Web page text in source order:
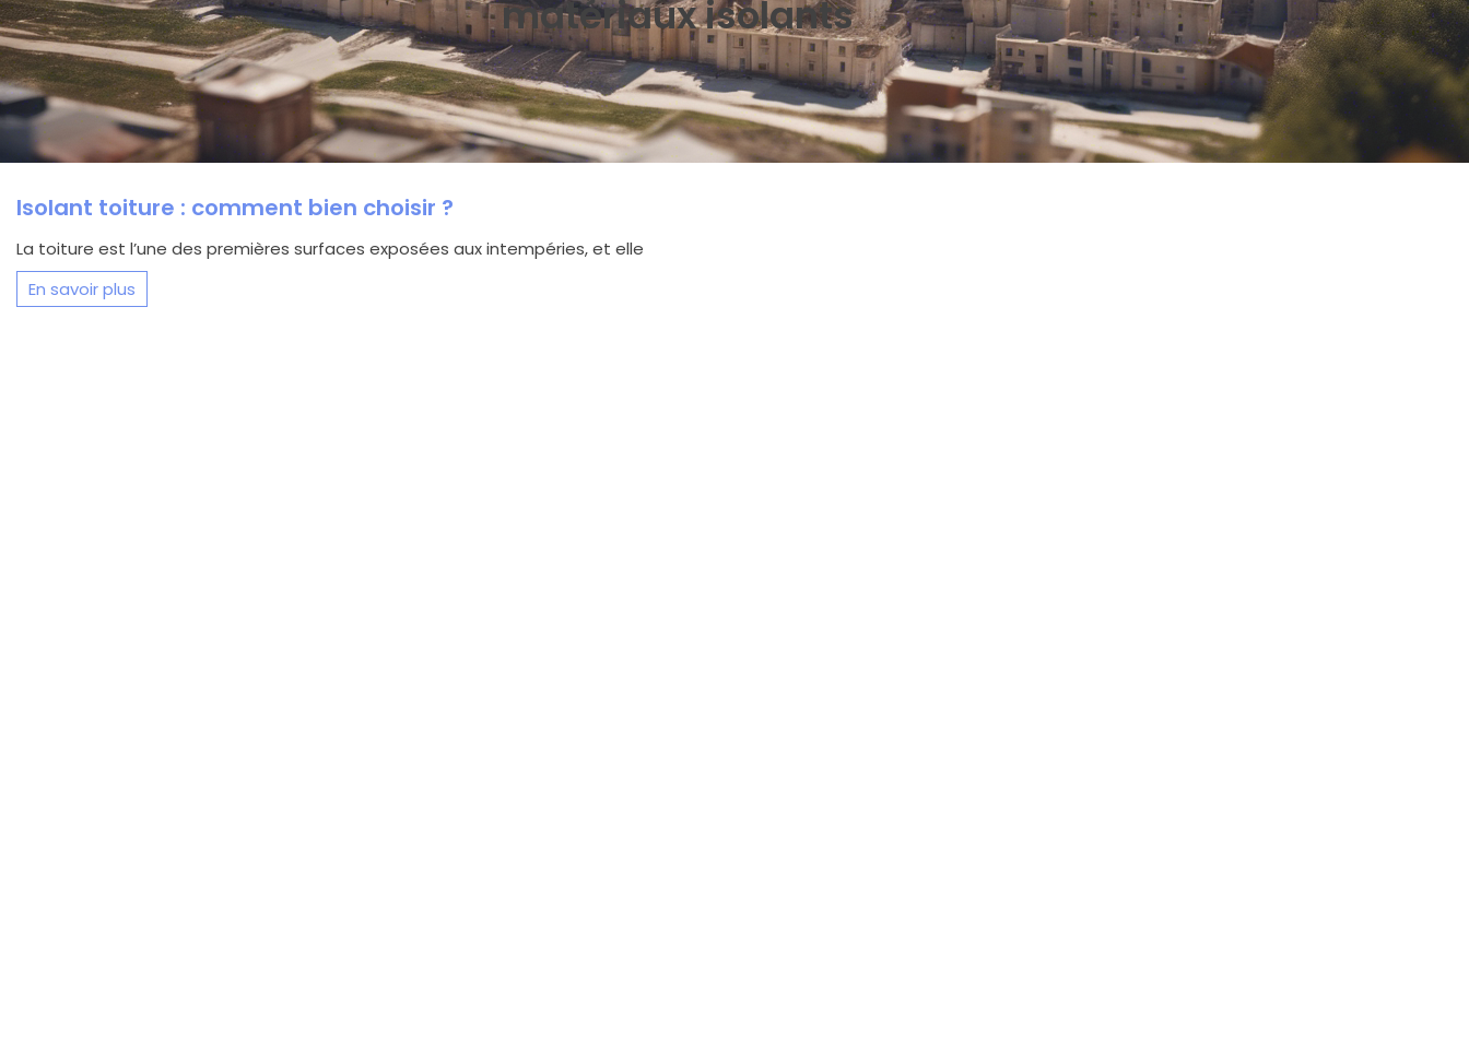
matériaux isolants
Isolant toiture : comment bien choisir ?
La toiture est l’une des premières surfaces exposées aux intempéries, et elle
En savoir plus